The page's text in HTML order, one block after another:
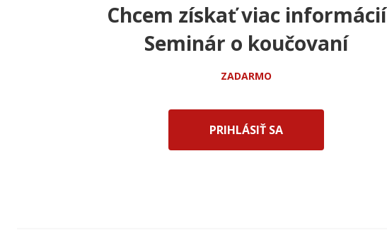
Chcem získať viac informácií
Seminár o koučovaní
ZADARMO
PRIHLÁSIŤ SA